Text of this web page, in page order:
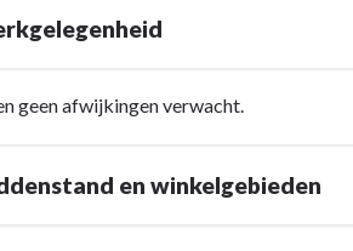
geen afwijkingen verwacht.
en winkelgebieden